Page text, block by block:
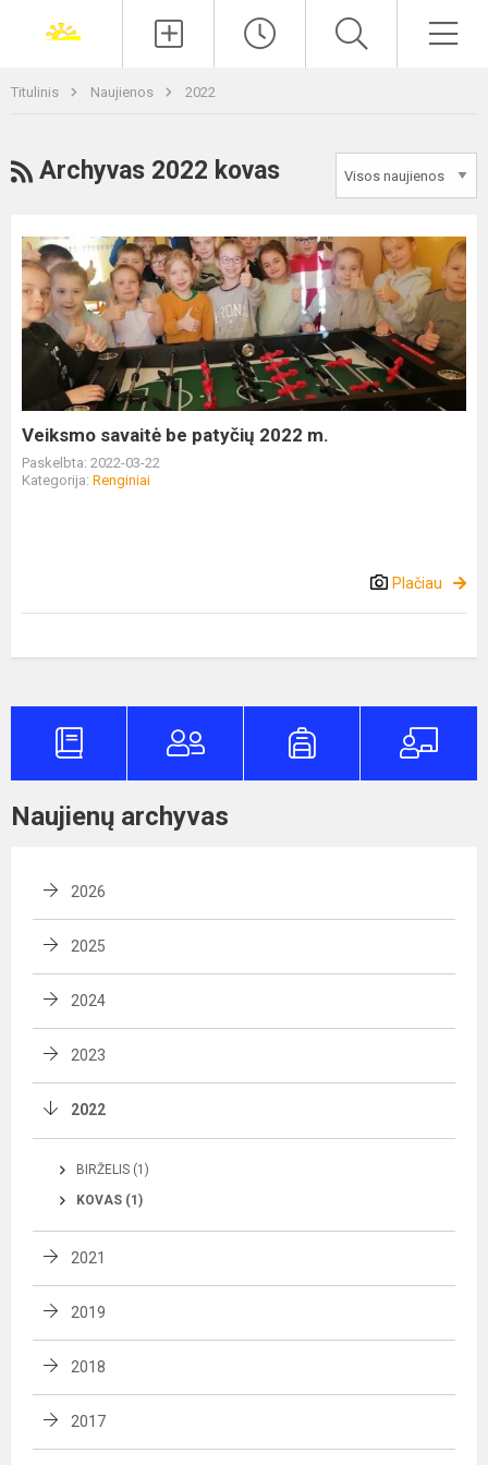
Titulinis Naujienos 2022
RSS
Archyvas 2022 kovas
Veiksmo
savaitė
be
patyčių
2022
Veiksmo savaitė be patyčių 2022 m.
Paskelbta: 2022-03-22
Kategorija: Renginiai
Plačiau
Naujienų archyvas
2026
2025
2024
2023
2022
BIRŽELIS (1)
KOVAS (1)
2021
2019
2018
2017